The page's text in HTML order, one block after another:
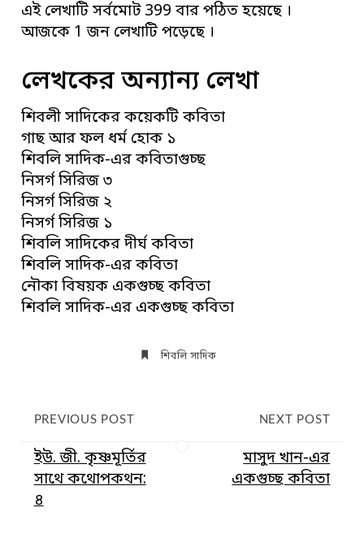
এই লেখাটি সর্বমোট 399 বার পঠিত হয়েছে ।
আজকে 1 জন লেখাটি পড়েছে ।
লেখকের অন্যান্য লেখা
শিবলী সাদিকের কয়েকটি কবিতা
গাছ আর ফল ধর্ম হোক ১
শিবলি সাদিক-এর কবিতাগুচ্ছ
নিসর্গ সিরিজ ৩
নিসর্গ সিরিজ ২
নিসর্গ সিরিজ ১
শিবলি সাদিকের দীর্ঘ কবিতা
শিবলি সাদিক-এর কবিতা
নৌকা বিষয়ক একগুচ্ছ কবিতা
শিবলি সাদিক-এর একগুচ্ছ কবিতা
শিবলি সাদিক
PREVIOUS POST
ইউ. জী. কৃষ্ণমূর্তির
সাথে কথোপকথন:
৪
NEXT POST
মাসুদ খান-এর
একগুচ্ছ কবিতা